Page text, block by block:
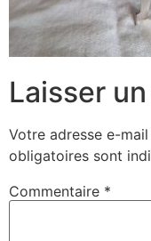
Laisser
Votre adresse e-
obligatoires sont
Commentaire *